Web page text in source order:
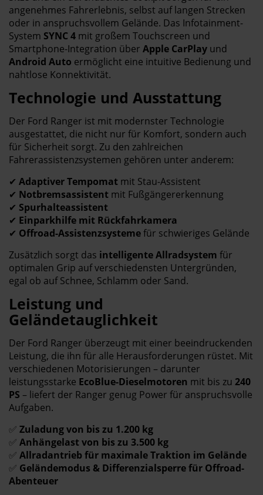
angenehmes Fahrerlebnis, selbst auf langen Strecken
oder in anspruchsvollem Gelände. Das Infotainment-
System SYNC 4 mit großem Touchscreen und
Smartphone-Integration über Apple CarPlay und
Android Auto ermöglicht eine intuitive Bedienung und
nahtlose Konnektivität.
Technologie und Ausstattung
Der Ford Ranger ist mit modernster Technologie
ausgestattet, die nicht nur für Komfort, sondern auch
für Sicherheit sorgt. Zu den zahlreichen
Fahrerassistenzsystemen gehören unter anderem:
✔ Adaptiver Tempomat mit Stau-Assistent
✔ Notbremsassistent mit Fußgängererkennung
✔ Spurhalteassistent
✔ Einparkhilfe mit Rückfahrkamera
✔ Offroad-Assistenzsystemefür schwieriges Gelände
Zusätzlich sorgt das intelligente Allradsystem für
optimalen Grip auf verschiedensten Untergründen,
egal ob auf Schnee, Schlamm oder Sand.
Leistung und
Geländetauglichkeit
Der Ford Ranger überzeugt mit einer beeindruckenden
Leistung, die ihn für alle Herausforderungen rüstet. Mit
verschiedenen Motorisierungen – darunter
leistungsstarke EcoBlue-Dieselmotoren mit bis zu 240
PS – liefert der Ranger genug Power für anspruchsvolle
Aufgaben.
✅ Zuladung von bis zu 1.200 kg
✅ Anhängelast von bis zu 3.500 kg
✅ Allradantrieb für maximale Traktion im Gelände
✅ Geländemodus & Differenzialsperre für Offroad-
Abenteuer